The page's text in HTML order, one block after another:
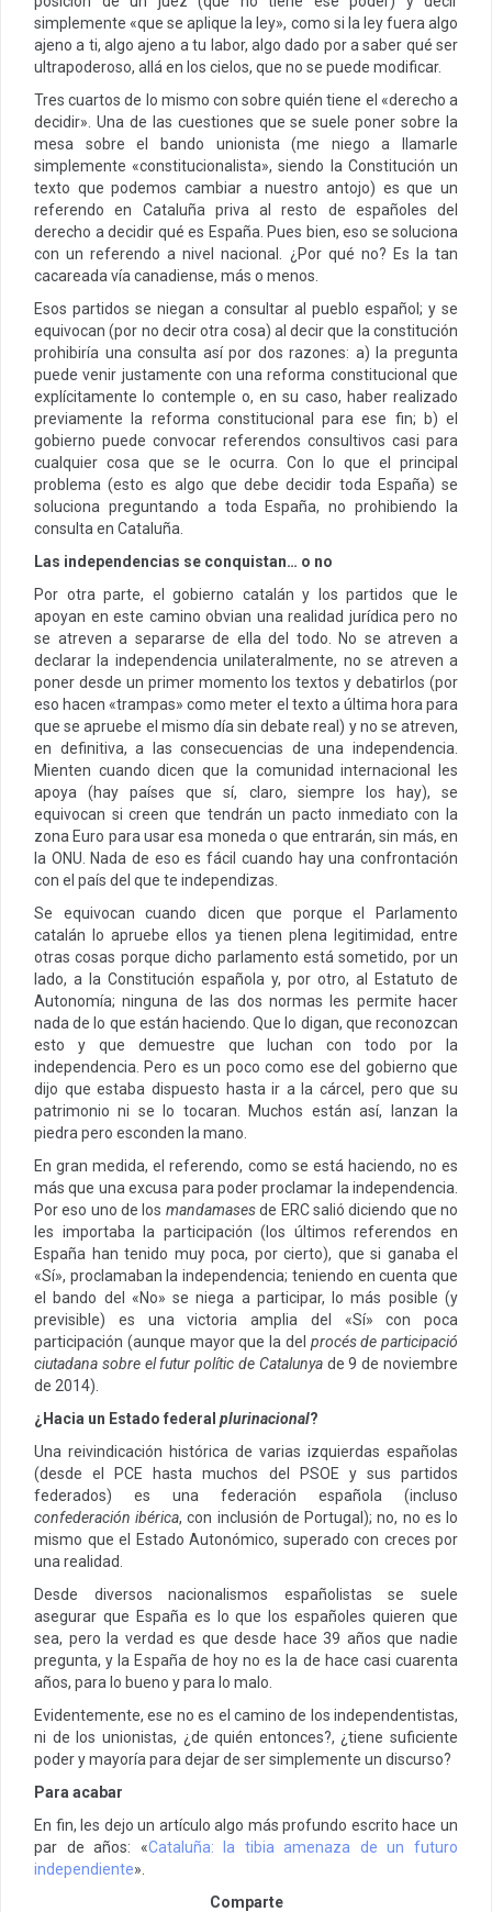
simplemente «que se aplique la ley», como si la ley fuera algo
ajeno a ti, algo ajeno a tu labor, algo dado por a saber qué ser
ultrapoderoso, allá en los cielos, que no se puede modificar.
Tres cuartos de lo mismo con sobre quién tiene el «derecho a
decidir». Una de las cuestiones que se suele poner sobre la
mesa sobre el bando unionista (me niego a llamarle
simplemente «constitucionalista», siendo la Constitución un
texto que podemos cambiar a nuestro antojo) es que un
referendo en Cataluña priva al resto de españoles del
derecho a decidir qué es España. Pues bien, eso se soluciona
con un referendo a nivel nacional. ¿Por qué no? Es la tan
cacareada vía canadiense, más o menos.
Esos partidos se niegan a consultar al pueblo español; y se
equivocan (por no decir otra cosa) al decir que la constitución
prohibiría una consulta así por dos razones: a) la pregunta
puede venir justamente con una reforma constitucional que
explícitamente lo contemple o, en su caso, haber realizado
previamente la reforma constitucional para ese fin; b) el
gobierno puede convocar referendos consultivos casi para
cualquier cosa que se le ocurra. Con lo que el principal
problema (esto es algo que debe decidir toda España) se
soluciona preguntando a toda España, no prohibiendo la
consulta en Cataluña.
Las independencias se conquistan… o no
Por otra parte, el gobierno catalán y los partidos que le
apoyan en este camino obvian una realidad jurídica pero no
se atreven a separarse de ella del todo. No se atreven a
declarar la independencia unilateralmente, no se atreven a
poner desde un primer momento los textos y debatirlos (por
eso hacen «trampas» como meter el texto a última hora para
que se apruebe el mismo día sin debate real) y no se atreven,
en definitiva, a las consecuencias de una independencia.
Mienten cuando dicen que la comunidad internacional les
apoya (hay países que sí, claro, siempre los hay), se
equivocan si creen que tendrán un pacto inmediato con la
zona Euro para usar esa moneda o que entrarán, sin más, en
la ONU. Nada de eso es fácil cuando hay una confrontación
con el país del que te independizas.
Se equivocan cuando dicen que porque el Parlamento
catalán lo apruebe ellos ya tienen plena legitimidad, entre
otras cosas porque dicho parlamento está sometido, por un
lado, a la Constitución española y, por otro, al Estatuto de
Autonomía; ninguna de las dos normas les permite hacer
nada de lo que están haciendo. Que lo digan, que reconozcan
esto y que demuestre que luchan con todo por la
independencia. Pero es un poco como ese del gobierno que
dijo que estaba dispuesto hasta ir a la cárcel, pero que su
patrimonio ni se lo tocaran. Muchos están así, lanzan la
piedra pero esconden la mano.
En gran medida, el referendo, como se está haciendo, no es
más que una excusa para poder proclamar la independencia.
Por eso uno de los mandamasesde ERC salió diciendo que no
les importaba la participación (los últimos referendos en
España han tenido muy poca, por cierto), que si ganaba el
«Sí», proclamaban la independencia; teniendo en cuenta que
el bando del «No» se niega a participar, lo más posible (y
previsible) es una victoria amplia del «Sí» con poca
participación (aunque mayor que la del procés de participació
ciutadana sobre el futur polític de Catalunyade 9 de noviembre
de 2014).
¿Hacia un Estado federal plurinacional?
Una reivindicación histórica de varias izquierdas españolas
(desde el PCE hasta muchos del PSOE y sus partidos
federados) es una federación española (incluso
confederación ibérica, con inclusión de Portugal); no, no es lo
mismo que el Estado Autonómico, superado con creces por
una realidad.
Desde diversos nacionalismos españolistas se suele
asegurar que España es lo que los españoles quieren que
sea, pero la verdad es que desde hace 39 años que nadie
pregunta, y la España de hoy no es la de hace casi cuarenta
años, para lo bueno y para lo malo.
Evidentemente, ese no es el camino de los independentistas,
ni de los unionistas, ¿de quién entonces?, ¿tiene suficiente
poder y mayoría para dejar de ser simplemente un discurso?
Para acabar
En fin, les dejo un artículo algo más profundo escrito hace un
par de años: «Cataluña: la tibia amenaza de un futuro
independiente».
Comparte